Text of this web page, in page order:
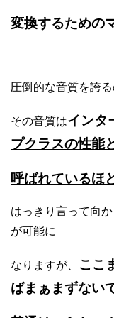
変換するための
圧倒的な音質を誇る
その音質はインタ
プクラスの性能
呼ばれているほ
はっきり言って向
が可能に
なりますが、
ここ
ばまぁまずない